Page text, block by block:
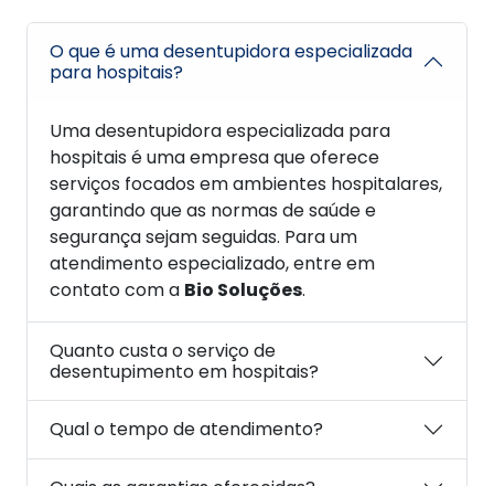
O que é uma desentupidora especializada
para hospitais?
Uma desentupidora especializada para
hospitais é uma empresa que oferece
serviços focados em ambientes hospitalares,
garantindo que as normas de saúde e
segurança sejam seguidas. Para um
atendimento especializado, entre em
contato com a Bio Soluções.
Quanto custa o serviço de
desentupimento em hospitais?
Qual o tempo de atendimento?